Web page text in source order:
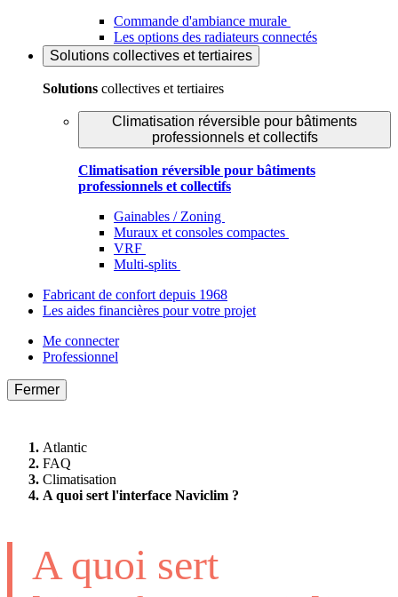
Commande d'ambiance murale
Les options des radiateurs connectés
Solutions collectives et tertiaires
Solutions collectives et tertiaires
Climatisation réversible pour bâtiments
professionnels et collectifs
Climatisation réversible pour bâtiments
professionnels et collectifs
Gainables / Zoning
Muraux et consoles compactes
VRF
Multi-splits
Fabricant de confort depuis 1968
Les aides financières pour votre projet
Me connecter
Professionnel
Fermer
Atlantic
FAQ
Climatisation
A quoi sert l'interface Naviclim ?
A quoi sert